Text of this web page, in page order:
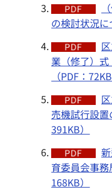
の検討状況に
業（修了）
（PDF：72KB
売機試行設置
391KB）
育委員会事務
168KB）